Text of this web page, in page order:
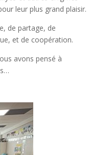
leur plus grand plaisir.
de partage, de
et de coopération.
avons pensé à